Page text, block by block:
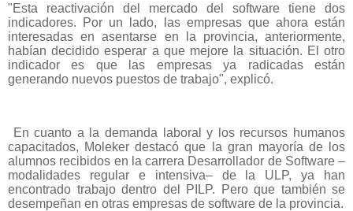
"Esta reactivación del mercado del software tiene dos
indicadores. Por un lado, las empresas que ahora están
interesadas en asentarse en la provincia, anteriormente,
habían decidido esperar a que mejore la situación. El otro
indicador es que las empresas ya radicadas están
generando nuevos puestos de trabajo", explicó.
En cuanto a la demanda laboral y los recursos humanos
capacitados, Moleker destacó que la gran mayoría de los
alumnos recibidos en la carrera Desarrollador de Software –
modalidades regular e intensiva– de la ULP, ya han
encontrado trabajo dentro del PILP. Pero que también se
desempeñan en otras empresas de software de la provincia.